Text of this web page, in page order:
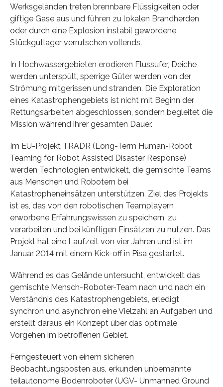
Werksgeländen treten brennbare Flüssigkeiten oder
giftige Gase aus und führen zu lokalen Brandherden
oder durch eine Explosion instabil gewordene
Stückgutlager verrutschen vollends.
In Hochwassergebieten erodieren Flussufer, Deiche
werden unterspült, sperrige Güter werden von der
Strömung mitgerissen und stranden. Die Exploration
eines Katastrophengebiets ist nicht mit Beginn der
Rettungsarbeiten abgeschlossen, sondern begleitet die
Mission während ihrer gesamten Dauer.
Im EU-Projekt TRADR (Long-Term Human-Robot
Teaming for Robot Assisted Disaster Response)
werden Technologien entwickelt, die gemischte Teams
aus Menschen und Robotern bei
Katastropheneinsätzen unterstützen. Ziel des Projekts
ist es, das von den robotischen Teamplayern
erworbene Erfahrungswissen zu speichern, zu
verarbeiten und bei künftigen Einsätzen zu nutzen. Das
Projekt hat eine Laufzeit von vier Jahren und ist im
Januar 2014 mit einem Kick-off in Pisa gestartet.
Während es das Gelände untersucht, entwickelt das
gemischte Mensch-Roboter-Team nach und nach ein
Verständnis des Katastrophengebiets, erledigt
synchron und asynchron eine Vielzahl an Aufgaben und
erstellt daraus ein Konzept über das optimale
Vorgehen im betroffenen Gebiet.
Ferngesteuert von einem sicheren
Beobachtungsposten aus, erkunden unbemannte
teilautonome Bodenroboter (UGV- Unmanned Ground